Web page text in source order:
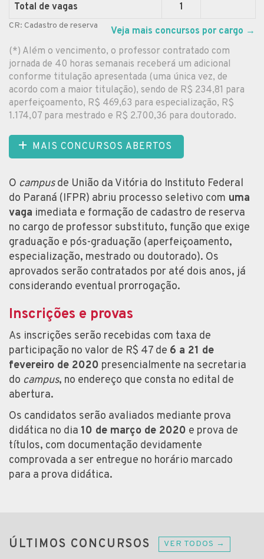
Total de vagas
1
CR: Cadastro de reserva Veja mais concursos por cargo →
(*) Além o vencimento, o professor contratado com
jornada de 40 horas semanais receberá um adicional
conforme titulação apresentada (uma única vez, de
acordo com a maior titulação), sendo de R$ 234,81 para
aperfeiçoamento, R$ 469,63 para especialização, R$
1.174,07 para mestrado e R$ 2.700,36 para doutorado.
MAIS CONCURSOS ABERTOS
O campusde União da Vitória do Instituto Federal
do Paraná (IFPR) abriu processo seletivo com uma
vaga imediata e formação de cadastro de reserva
no cargo de professor substituto, função que exige
graduação e pós-graduação (aperfeiçoamento,
especialização, mestrado ou doutorado). Os
aprovados serão contratados por até dois anos, já
considerando eventual prorrogação.
Inscrições e provas
As inscrições serão recebidas com taxa de
participação no valor de R$ 47 de 6 a 21 de
fevereiro de 2020 presencialmente na secretaria
do campus, no endereço que consta no edital de
abertura.
Os candidatos serão avaliados mediante prova
didática no dia 10 de março de 2020 e prova de
títulos, com documentação devidamente
comprovada a ser entregue no horário marcado
para a prova didática.
ÚLTIMOS CONCURSOS VER TODOS →